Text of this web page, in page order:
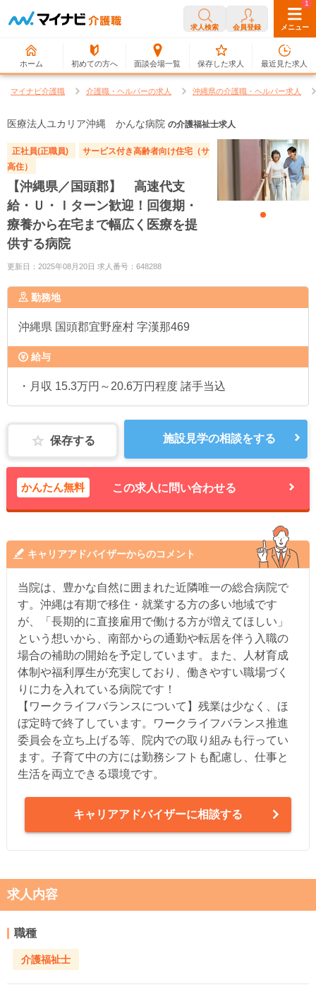
求人検索 会員登録 メニュー
ホーム 初めての方へ 面談会場一覧
0
保存した求人
1
最近見た求人
マイナビ介護職 介護職・ヘルパーの求人 沖縄県の介護職・ヘルパー求人
医療法人ユカリア沖縄 かんな病院 の介護福祉士求人
正社員(正職員)
サービス付き高齢者向け住宅（サ
高住）
【沖縄県／国頭郡】 高速代支
給・Ｕ・Ｉターン歓迎！回復期・
療養から在宅まで幅広く医療を提
供する病院
更新日：2025年08月20日 求人番号：648288
勤務地
沖縄県 国頭郡宜野座村 字漢那469
給与
・月収 15.3万円～20.6万円程度 諸手当込
保存する 施設見学の相談をする
かんたん無料 この求人に問い合わせる
キャリアアドバイザーからのコメント
当院は、豊かな自然に囲まれた近隣唯一の総合病院で
す。沖縄は有期で移住・就業する方の多い地域です
が、「長期的に直接雇用で働ける方が増えてほしい」
という想いから、南部からの通勤や転居を伴う入職の
場合の補助の開始を予定しています。また、人材育成
体制や福利厚生が充実しており、働きやすい職場づく
りに力を入れている病院です！
【ワークライフバランスについて】残業は少なく、ほ
ぼ定時で終了しています。ワークライフバランス推進
委員会を立ち上げる等、院内での取り組みも行ってい
ます。子育て中の方には勤務シフトも配慮し、仕事と
生活を両立できる環境です。
キャリアアドバイザーに相談する
求人内容
職種
介護福祉士